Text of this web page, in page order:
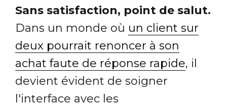
Sans satisfaction, point de salut.
Dans un monde où un client sur
deux pourrait renoncer à son
achat faute de réponse rapide, il
devient évident de soigner
l'interface avec les